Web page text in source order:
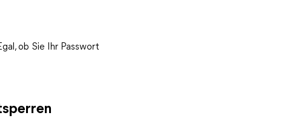
ob Sie Ihr Passwort